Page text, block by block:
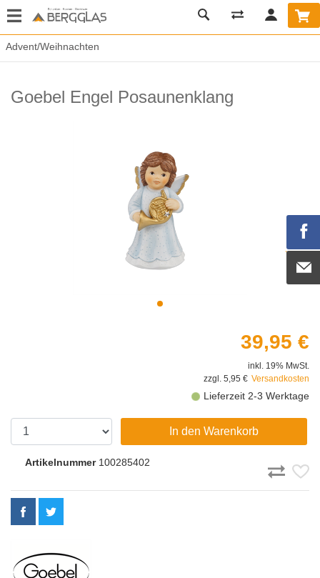
Advent/Weihnachten
Goebel Engel Posaunenklang
39,95 €
inkl. 19% MwSt.
zzgl. 5,95 € Versandkosten
Lieferzeit 2-3 Werktage
In den Warenkorb
Artikelnummer100285402